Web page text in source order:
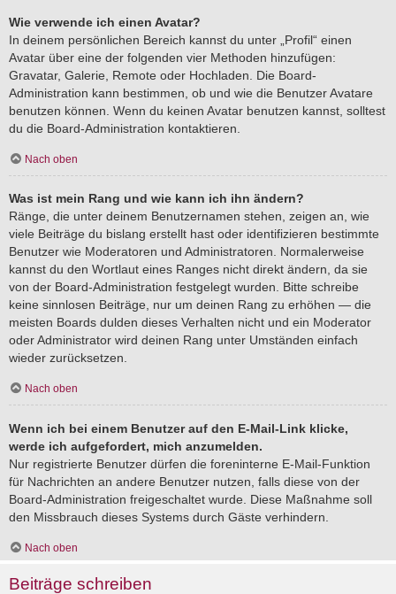
Wie verwende ich einen Avatar?
In deinem persönlichen Bereich kannst du unter „Profil“ einen
Avatar über eine der folgenden vier Methoden hinzufügen:
Gravatar, Galerie, Remote oder Hochladen. Die Board-
Administration kann bestimmen, ob und wie die Benutzer Avatare
benutzen können. Wenn du keinen Avatar benutzen kannst, solltest
du die Board-Administration kontaktieren.
Nach oben
Was ist mein Rang und wie kann ich ihn ändern?
Ränge, die unter deinem Benutzernamen stehen, zeigen an, wie
viele Beiträge du bislang erstellt hast oder identifizieren bestimmte
Benutzer wie Moderatoren und Administratoren. Normalerweise
kannst du den Wortlaut eines Ranges nicht direkt ändern, da sie
von der Board-Administration festgelegt wurden. Bitte schreibe
keine sinnlosen Beiträge, nur um deinen Rang zu erhöhen — die
meisten Boards dulden dieses Verhalten nicht und ein Moderator
oder Administrator wird deinen Rang unter Umständen einfach
wieder zurücksetzen.
Nach oben
Wenn ich bei einem Benutzer auf den E-Mail-Link klicke,
werde ich aufgefordert, mich anzumelden.
Nur registrierte Benutzer dürfen die foreninterne E-Mail-Funktion
für Nachrichten an andere Benutzer nutzen, falls diese von der
Board-Administration freigeschaltet wurde. Diese Maßnahme soll
den Missbrauch dieses Systems durch Gäste verhindern.
Nach oben
Beiträge schreiben